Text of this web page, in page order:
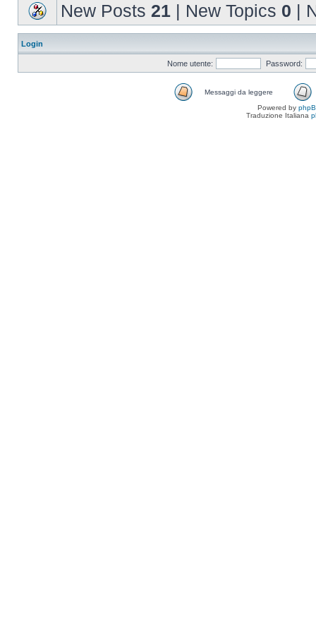
New Posts 21 | New Topics 0 |
Login
Nome utente: Password:
Messaggi da leggere
Powered by
Traduzione Italiana